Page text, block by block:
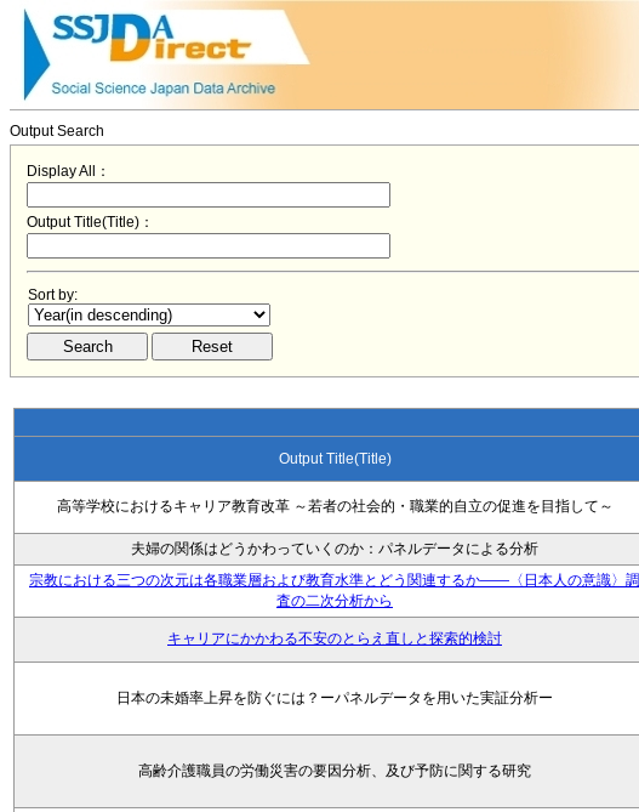
Output Search
Display All：
Output Title(Title)：
Sort by:
Output Title(Title)
高等学校におけるキャリア教育改革 ～若者の社会的・職業的自立の促進を目指して～
夫婦の関係はどうかわっていくのか：パネルデータによる分析
宗教における三つの次元は各職業層および教育水準とどう関連するか――〈日本人の意識〉調
査の二次分析から
キャリアにかかわる不安のとらえ直しと探索的検討
日本の未婚率上昇を防ぐには？ーパネルデータを用いた実証分析ー
高齢介護職員の労働災害の要因分析、及び予防に関する研究